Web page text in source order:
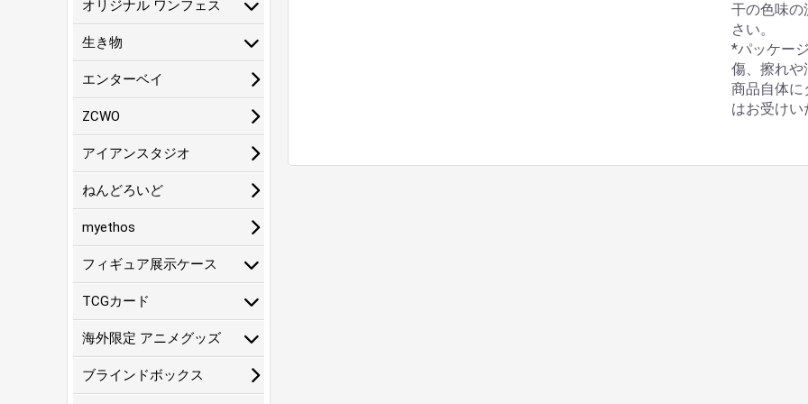
オリジナル ワンフェス
生き物
エンターベイ
ZCWO
アイアンスタジオ
ねんどろいど
myethos
フィギュア展示ケース
TCGカード
海外限定 アニメグッズ
ブラインドボックス
干の色味の
さい。
*パッケー
傷、擦れや
商品自体に
はお受け